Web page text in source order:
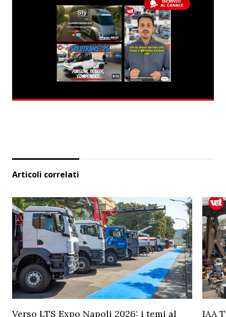
Articoli correlati
Verso LTS Expo Napoli 2026: i temi al IAA